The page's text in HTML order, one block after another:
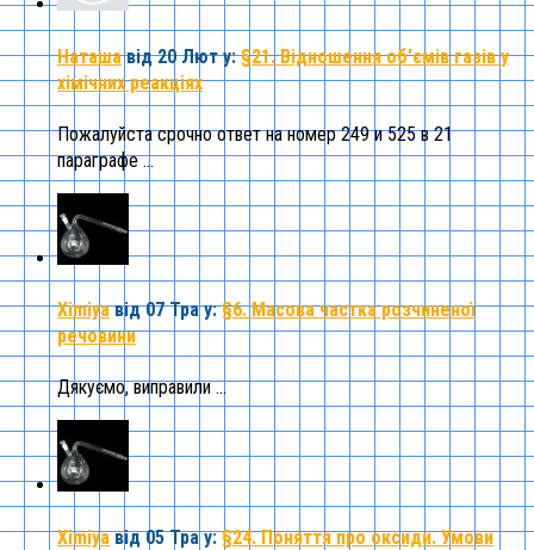
Наташа від 20 Люту:§21. Відношення об’ємів газів у
хімічних реакціях
Пожалуйста срочно ответ на номер 249 и 525 в 21
параграфе ...
Ximiya від 07 Трау:§6. Масова частка розчиненої
речовини
Дякуємо, виправили ...
Ximiya від 05 Трау:§24. Поняття про оксиди. Умови